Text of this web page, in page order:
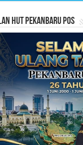
HUT Pekanbaru Pos